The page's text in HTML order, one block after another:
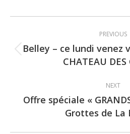
navigation
PREVIOUS
post:
Belley – ce lundi venez
CHATEAU DES
NEXT
Next
post:
Offre spéciale «
Grottes de La